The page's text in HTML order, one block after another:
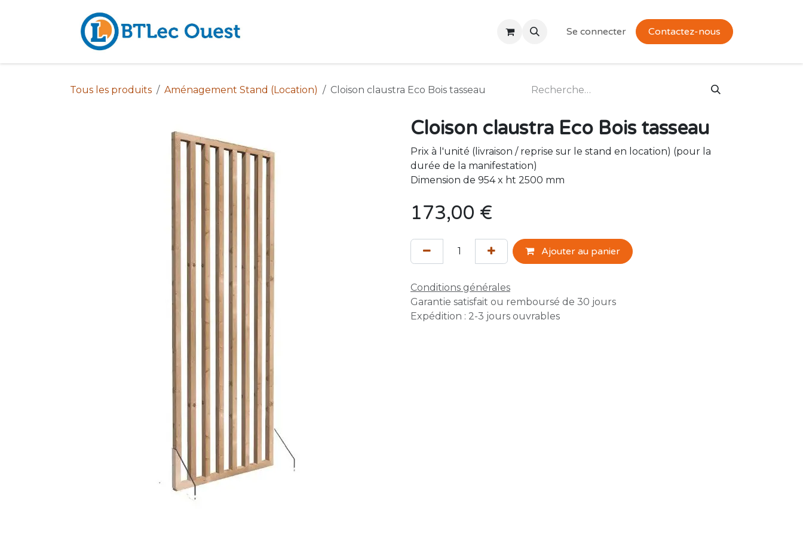
Se connecter Contactez-nous
Tous les produits Aménagement Stand (Location) Cloison claustra Eco Bois tasseau
Cloison claustra Eco Bois tasseau
Prix à l'unité (livraison / reprise sur le stand en location) (pour la
durée de la manifestation)
Dimension de 954 x ht 2500 mm
173,00 €
Ajouter au panier
Conditions générales
Garantie satisfait ou remboursé de 30 jours
Expédition : 2-3 jours ouvrables